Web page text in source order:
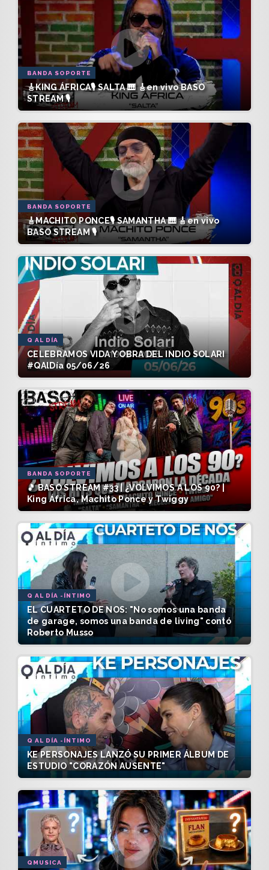
BANDA SOPORTE
🎸KING ÁFRICA🎙️ SALTA 🎹 🎸en vivo BASO
STREAM 🎙️
BANDA SOPORTE
🎸MACHITO PONCE🎙️ SAMANTHA 🎹 🎸en vivo
BASO STREAM 🎙️
Q AL DÍA
CELEBRAMOS VIDA Y OBRA DEL INDIO SOLARI
#QAlDía 05/06/26
BANDA SOPORTE
🎵 BASO STREAM #33 | ¿VOLVIMOS A LOS 90? |
King África, Machito Ponce y Twiggy
Q AL DÍA -ÍNTIMO
EL CUARTETO DE NOS: "No somos una banda
de garage, somos una banda de living" contó
Roberto Musso
Q AL DÍA -ÍNTIMO
KE PERSONAJES LANZÓ SU PRIMER ÁLBUM DE
ESTUDIO "CORAZÓN AUSENTE"
QMUSICA